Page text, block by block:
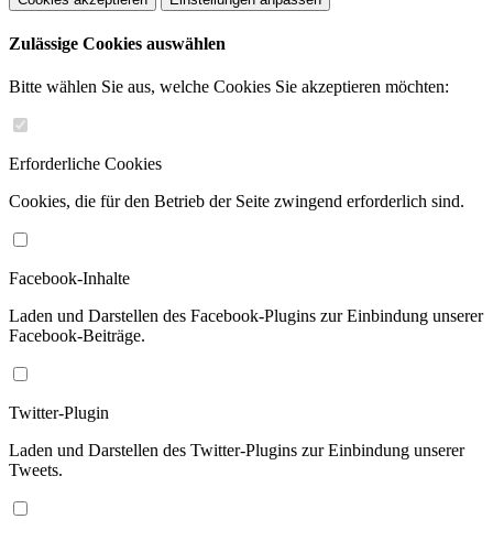
Zulässige Cookies auswählen
Bitte wählen Sie aus, welche Cookies Sie akzeptieren möchten:
Erforderliche Cookies
Cookies, die für den Betrieb der Seite zwingend erforderlich sind.
Facebook-Inhalte
Laden und Darstellen des Facebook-Plugins zur Einbindung unserer
Facebook-Beiträge.
Twitter-Plugin
Laden und Darstellen des Twitter-Plugins zur Einbindung unserer
Tweets.